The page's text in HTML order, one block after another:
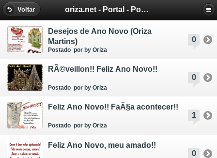
Voltar oriza.net - Portal - Poemas e Mensagens de Oriza Martins
0
Desejos de Ano Novo (Oriza
Martins)
Postado por by Oriza
0
RÃ©veillon!! Feliz Ano Novo!!
Postado por by Oriza
1
Feliz Ano Novo!! FaÃ§a acontecer!!
Postado por by Oriza
0
Feliz Ano Novo, meu amado!!